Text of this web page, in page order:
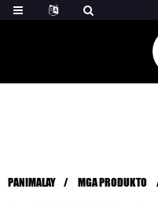
PANIMALAY MGA PRODUKTO